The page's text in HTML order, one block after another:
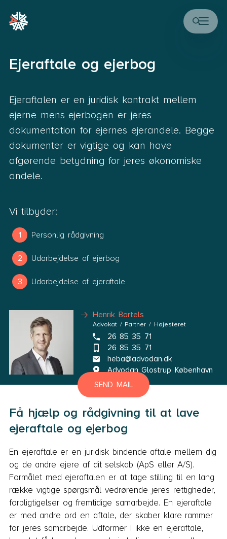
Ejeraftale og ejerbog
Ejeraftalen er en juridisk kontrakt mellem
ejerne mens ejerbogen er jeres
dokumentation for ejernes ejerandele. Begge
dokumenter er vigtige og kan have
afgørende betydning for jeres økonomiske
andele.
Vi tilbyder:
Personlig rådgivning
Udarbejdelse af ejerbog
Udarbejdelse af ejeraftale
Henrik Bartels
Advokat / Partner / Højesteret
26 85 35 71
26 85 35 71
heba@advodan.dk
Advodan Glostrup København
SEND MAIL
Få hjælp og rådgivning til at lave
ejeraftale og ejerbog
En ejeraftale er en juridisk bindende aftale mellem dig
og de andre ejere af dit selskab (ApS eller A/S).
Formålet med ejeraftalen er at tage stilling til en lang
række vigtige spørgsmål vedrørende jeres rettigheder,
forpligtigelser og fremtidige samarbejde. En ejeraftale
er med andre ord en aftale, der skaber klare rammer
for jeres samarbejde. Udformer I ikke en ejeraftale,